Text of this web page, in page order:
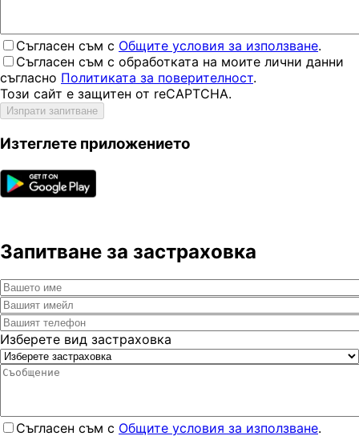
Съгласен съм с Общите условия за използване.
Съгласен съм с обработката на моите лични данни
съгласно Политиката за поверителност.
Този сайт е защитен от reCAPTCHA.
Изпрати запитване
Изтеглете приложението
Запитване за застраховка
Изберете вид застраховка
Съгласен съм с Общите условия за използване.